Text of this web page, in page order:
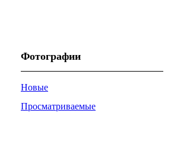
Фотографии
Новые
Просматриваемые